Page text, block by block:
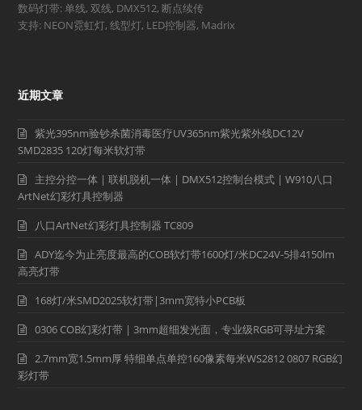
数码灯带: 单线, 双线, DMX512, 断点续传
支持: NEON霓虹灯, 线型灯, LED控制器, Madrix
近期文章
紫光395nm验钞杀菌消毒医疗UV365nm紫光紫外线DC12V
SMD2835 120灯每米软灯带
主控分控一体 | 联机脱机一体 | DMX512控制台模式 | W910八口
ArtNet幻彩灯具控制器
八口ArtNet幻彩灯具控制器 TC809
ADY迄今为止亮度最高的COB软灯带1600灯/米DC24V-5排4150lm
高亮灯带
168灯/米SMD2025软灯带|3mm宽特小PCB板
0306 COB幻彩灯带 | 3mm超细发光面，专业级RGB可寻址方案
2.7mm宽1.5mm厚 特细单点单控160像素每米WS2812 0807 RGB幻
彩灯带